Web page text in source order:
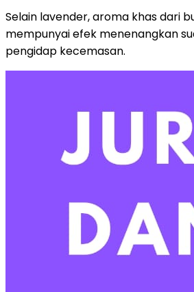
Selain lavender, aroma khas dari
mempunyai efek menenangkan
pengidap kecemasan.